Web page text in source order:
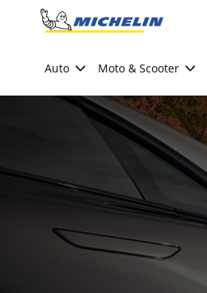
Go to page content
Auto Moto & Scooter